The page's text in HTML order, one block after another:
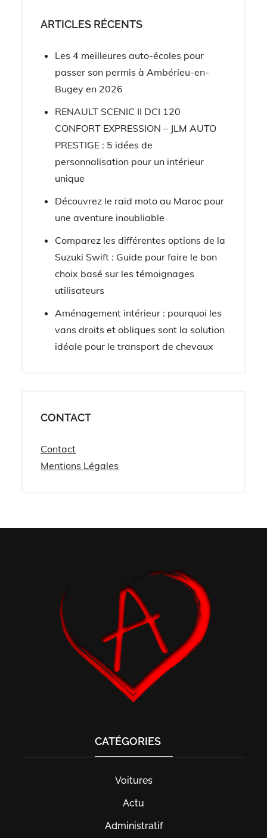
ARTICLES RÉCENTS
Les 4 meilleures auto-écoles pour
passer son permis à Ambérieu-en-
Bugey en 2026
RENAULT SCENIC II DCI 120
CONFORT EXPRESSION – JLM AUTO
PRESTIGE : 5 idées de
personnalisation pour un intérieur
unique
Découvrez le raid moto au Maroc pour
une aventure inoubliable
Comparez les différentes options de la
Suzuki Swift : Guide pour faire le bon
choix basé sur les témoignages
utilisateurs
Aménagement intérieur : pourquoi les
vans droits et obliques sont la solution
idéale pour le transport de chevaux
CONTACT
Contact
Mentions Légales
CATÉGORIES
Voitures
Actu
Administratif